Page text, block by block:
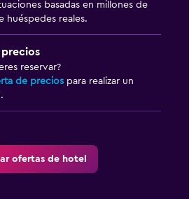
basadas en millones de
huéspedes reales.
reservar?
de precios para realizar un
ofertas de hotel